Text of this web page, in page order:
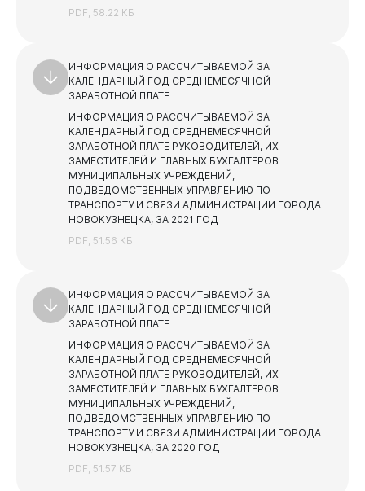
Горожанам
Бизнесу
поведению муниципальных служащих и
урегулированию конфликта интересов
Методические материалы
План противодействия коррупции
Формы и бланки
Учреждения, подведомственные Управлению
Учреждения, подведомственные Комитету по
физической культуре, спорту и туризму
коммунального хозяйства
Учреждения, подведомственные Управлению по
транспорту и связи
Учреждения, подведомственные Комитету
социальной защиты
Учреждения, подведомственные Комитету по делам
молодежи
Учреждения, подведомственные Комитету
образования и науки
Финансы
Бюджет
Отчеты
Бюджет для граждан
PDF, 58.22 КБ
ИНФОРМАЦИЯ О РАССЧИТЫВАЕМОЙ ЗА
КАЛЕНДАРНЫЙ ГОД СРЕДНЕМЕСЯЧНОЙ
ЗАРАБОТНОЙ ПЛАТЕ
ИНФОРМАЦИЯ О РАССЧИТЫВАЕМОЙ ЗА
КАЛЕНДАРНЫЙ ГОД СРЕДНЕМЕСЯЧНОЙ
ЗАРАБОТНОЙ ПЛАТЕ РУКОВОДИТЕЛЕЙ, ИХ
ЗАМЕСТИТЕЛЕЙ И ГЛАВНЫХ БУХГАЛТЕРОВ
МУНИЦИПАЛЬНЫХ УЧРЕЖДЕНИЙ,
ПОДВЕДОМСТВЕННЫХ УПРАВЛЕНИЮ ПО
ТРАНСПОРТУ И СВЯЗИ АДМИНИСТРАЦИИ ГОРОДА
НОВОКУЗНЕЦКА, ЗА 2021 ГОД
PDF, 51.56 КБ
ИНФОРМАЦИЯ О РАССЧИТЫВАЕМОЙ ЗА
КАЛЕНДАРНЫЙ ГОД СРЕДНЕМЕСЯЧНОЙ
ЗАРАБОТНОЙ ПЛАТЕ
ИНФОРМАЦИЯ О РАССЧИТЫВАЕМОЙ ЗА
КАЛЕНДАРНЫЙ ГОД СРЕДНЕМЕСЯЧНОЙ
ЗАРАБОТНОЙ ПЛАТЕ РУКОВОДИТЕЛЕЙ, ИХ
ЗАМЕСТИТЕЛЕЙ И ГЛАВНЫХ БУХГАЛТЕРОВ
МУНИЦИПАЛЬНЫХ УЧРЕЖДЕНИЙ,
ПОДВЕДОМСТВЕННЫХ УПРАВЛЕНИЮ ПО
ТРАНСПОРТУ И СВЯЗИ АДМИНИСТРАЦИИ ГОРОДА
НОВОКУЗНЕЦКА, ЗА 2020 ГОД
PDF, 51.57 КБ